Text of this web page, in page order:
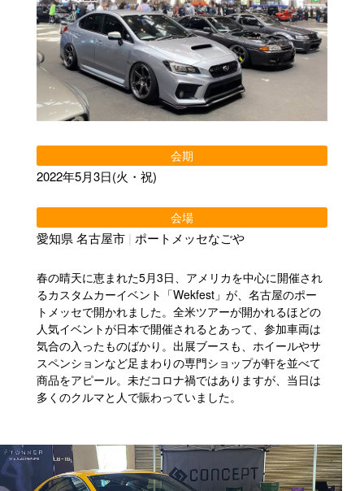
会期
2022年5月3日(火・祝)
会場
愛知県 名古屋市 | ポートメッセなごや
春の晴天に恵まれた5月3日、アメリカを中心に開催され
るカスタムカーイベント「Wekfest」が、名古屋のポー
トメッセで開かれました。全米ツアーが開かれるほどの
人気イベントが日本で開催されるとあって、参加車両は
気合の入ったものばかり。出展ブースも、ホイールやサ
スペンションなど足まわりの専門ショップが軒を並べて
商品をアピール。未だコロナ禍ではありますが、当日は
多くのクルマと人で賑わっていました。